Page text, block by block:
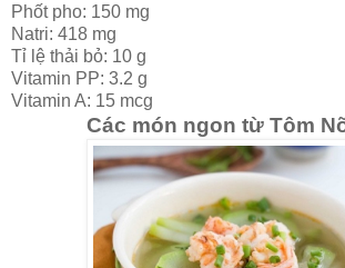
Phốt pho: 150 mg
Natri: 418 mg
Tỉ lệ thải bỏ: 10 g
Vitamin PP: 3.2 g
Vitamin A: 15 mcg
Các món ngon từ Tôm